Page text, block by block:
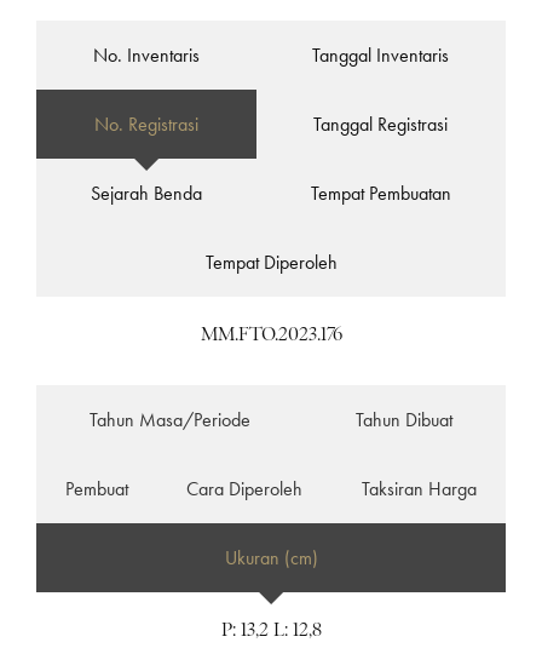
No. Inventaris Tanggal Inventaris
No. Registrasi Tanggal Registrasi
Sejarah Benda Tempat Pembuatan
Tempat Diperoleh
MM.FTO.2023.176
Tahun Masa/Periode Tahun Dibuat
Pembuat Cara Diperoleh Taksiran Harga
Ukuran (cm)
P: 13,2 L: 12,8